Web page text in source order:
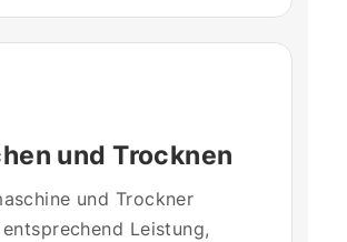
und Trocknen
und Trockner
entsprechend Leistung,